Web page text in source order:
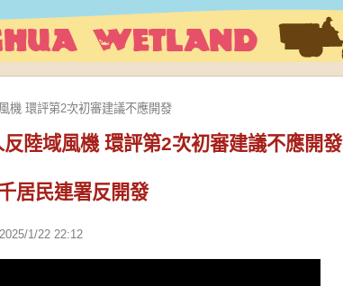
機 環評第2次初審建議不應開發
陸域風機 環評第2次初審建議不應開發
居民連署反開發
2025/1/22 22:12